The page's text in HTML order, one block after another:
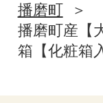
播磨町
播磨町産【
箱【化粧箱